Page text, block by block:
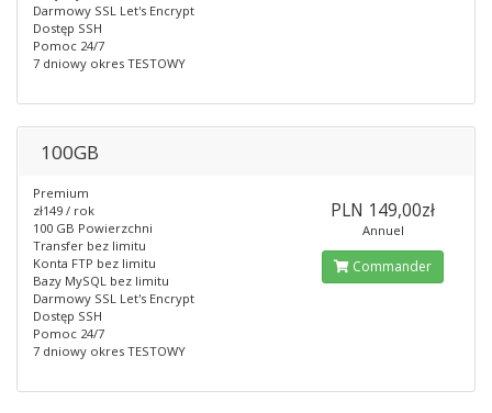
Darmowy SSL Let's Encrypt
Dostęp SSH
Pomoc 24/7
7 dniowy okres TESTOWY
100GB
Premium
zł149 / rok
100 GB Powierzchni
Transfer bez limitu
Konta FTP bez limitu
Bazy MySQL bez limitu
Darmowy SSL Let's Encrypt
Dostęp SSH
Pomoc 24/7
7 dniowy okres TESTOWY
PLN 149,00zł
Annuel
Commander